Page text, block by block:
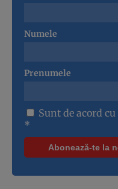
Numele
Prenumele
Sunt de acord cu
*